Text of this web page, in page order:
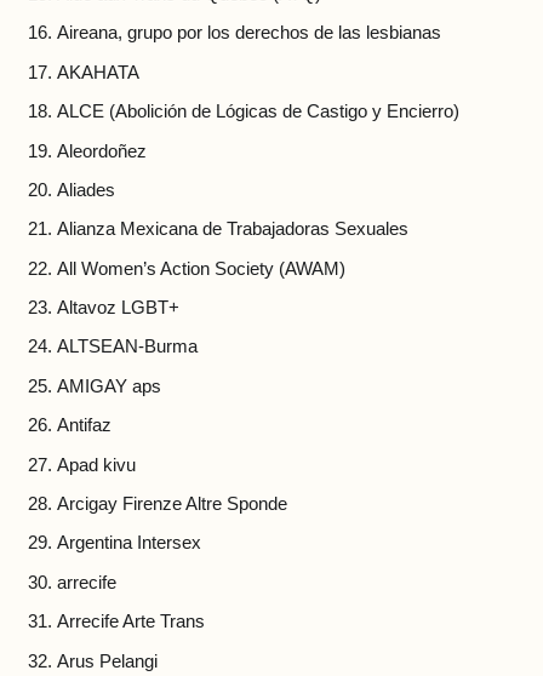
Aireana, grupo por los derechos de las lesbianas
AKAHATA
ALCE (Abolición de Lógicas de Castigo y Encierro)
Aleordoñez
Aliades
Alianza Mexicana de Trabajadoras Sexuales
All Women’s Action Society (AWAM)
Altavoz LGBT+
ALTSEAN-Burma
AMIGAY aps
Antifaz
Apad kivu
Arcigay Firenze Altre Sponde
Argentina Intersex
arrecife
Arrecife Arte Trans
Arus Pelangi